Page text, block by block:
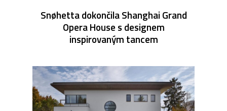
Snøhetta dokončila Shanghai Grand
Opera House s designem
inspirovaným tancem